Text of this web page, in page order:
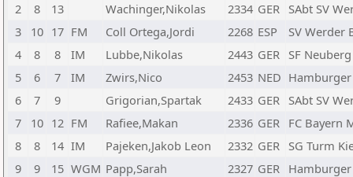
2
8 13 Wachinger,Nikolas 2334 GER SAbt SV
3
10 17 FM Coll Ortega,Jordi 2268 ESP
SV Werder
4
8 8 IM Lubbe,Nikolas 2443 GER SF Neuberg
5
6 7 IM Zwirs,Nico 2453 NED Hamburger
6
7 9 Grigorian,Spartak 2433 GER SAbt SV
7
10 12 FM Rafiee,Makan 2336 GER FC Bayern
8
8 14 IM Pajeken,Jakob Leon 2332 GER SG Turm
9
9 15 WGM Papp,Sarah 2327 GER Hamburger